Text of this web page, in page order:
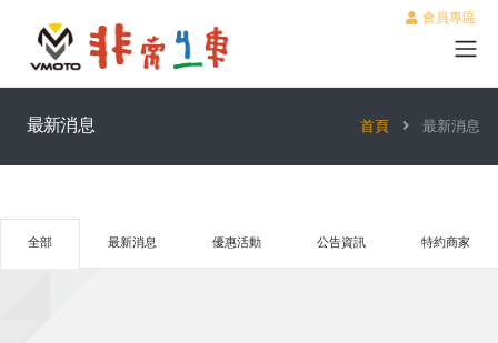
會員專區
最新消息 首頁 最新消息
全部 最新消息 優惠活動 公告資訊 特約商家